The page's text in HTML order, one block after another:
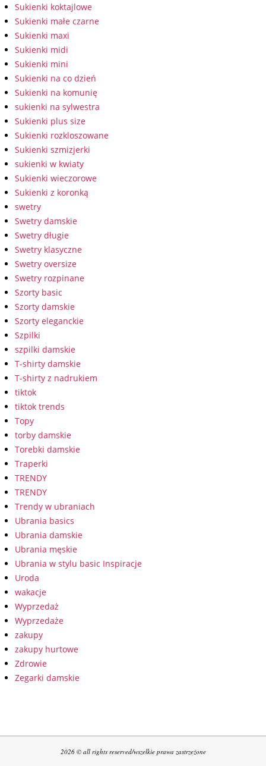
Sukienki koktajlowe
Sukienki małe czarne
Sukienki maxi
Sukienki midi
Sukienki mini
Sukienki na co dzień
Sukienki na komunię
sukienki na sylwestra
Sukienki plus size
Sukienki rozkloszowane
Sukienki szmizjerki
sukienki w kwiaty
Sukienki wieczorowe
Sukienki z koronką
swetry
Swetry damskie
Swetry długie
Swetry klasyczne
Swetry oversize
Swetry rozpinane
Szorty basic
Szorty damskie
Szorty eleganckie
Szpilki
szpilki damskie
T-shirty damskie
T-shirty z nadrukiem
tiktok
tiktok trends
Topy
torby damskie
Torebki damskie
Traperki
TRENDY
TRENDY
Trendy w ubraniach
Ubrania basics
Ubrania damskie
Ubrania męskie
Ubrania w stylu basic Inspiracje
Uroda
wakacje
Wyprzedaż
Wyprzedaże
zakupy
zakupy hurtowe
Zdrowie
Zegarki damskie
2026 © all rights reserved/wszelkie prawa zastrzeżone